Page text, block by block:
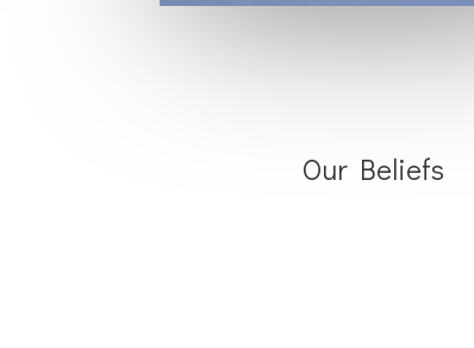
Our Beliefs